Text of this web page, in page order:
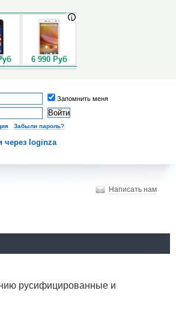
Запомнить меня
| Забыли пароль?
Написать нам
русифицированные и